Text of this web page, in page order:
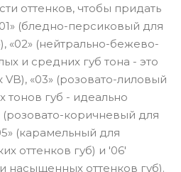
оттенков, чтобы придать
(бледно-персиковый для
«02» (нейтрально-бежево-
и средних губ тона - это
VB), «03» (розовато-лиловый
тонов губ - идеально
(розовато-коричневый для
(карамельный для
оттенков губ) и '06'
насыщенных оттенков губ).